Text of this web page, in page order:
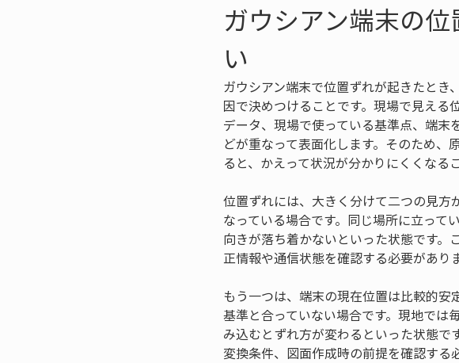
ガウシアン端末の
い
ガウシアン端末で位置ずれが起きたと
因で決めつけることです。現場で見え
データ、現場で使っている基準点、端
どが重なって表面化します。そのため
ると、かえって状況が分かりにくくなる
位置ずれには、大きく分けて二つの見方
なっている場合です。同じ場所に立って
向きが落ち着かないといった状態です
正情報や通信状態を確認する必要がありま
もう一つは、端末の現在位置は比較的
基準と合っていない場合です。現地では
み込むとずれ方が変わるといった状態
変換条件、図面作成時の前提を確認する